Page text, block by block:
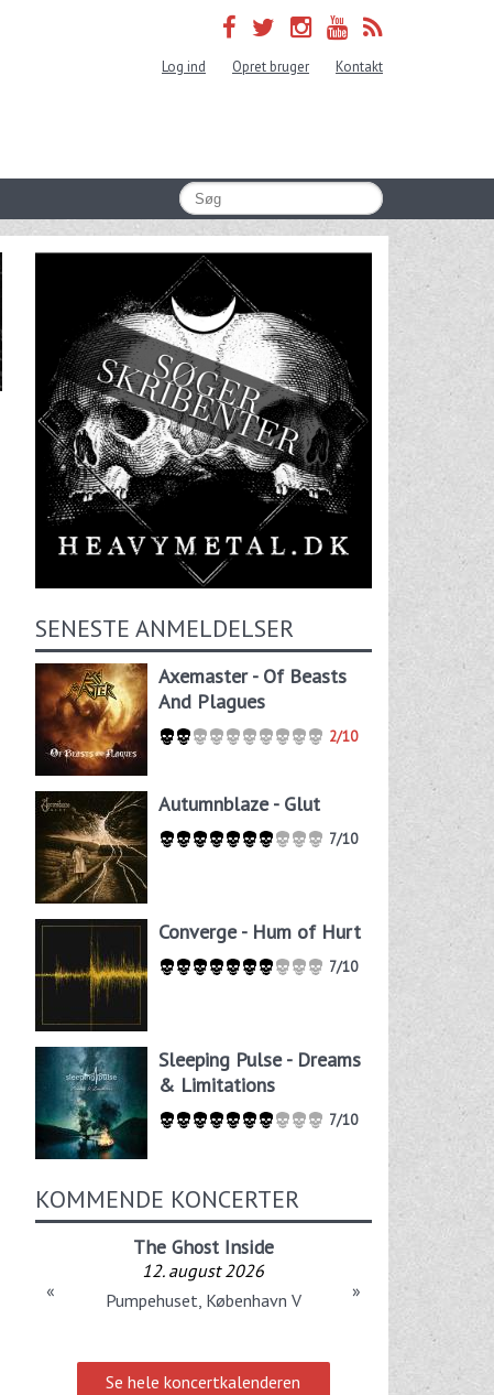
Log ind Opret bruger Kontakt
SENESTE ANMELDELSER
Axemaster - Of Beasts
And Plagues
2/10
Autumnblaze - Glut
7/10
Converge - Hum of Hurt
7/10
Sleeping Pulse - Dreams
& Limitations
7/10
KOMMENDE KONCERTER
The Ghost Inside
12. august 2026
Pumpehuset, København V
« »
Se hele koncertkalenderen